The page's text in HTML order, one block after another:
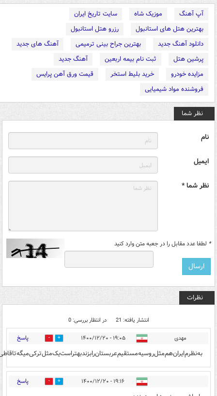
آپ آهنگ موزیک شاه
سایت تاریخ ایران
بهترین هتل های استانبول
رزرو هتل استانبول
دانلود آهنگ جدید
بهترین جراح بینی ترمیمی
آهنگ های جدید
پرشین هتل
ثبت نام بیمه اربعین
آهنگ جدید
مزایده خودرو
خرید بلیط استخر
قیمت ورق آهن پرایس
فروشنده مواد شیمیایی
نظر شما
نام
ایمیل
نظر شما *
* لطفا عدد مقابل را در جعبه متن وارد کنید
نظرات
انتشار یافته: 21 در انتظار بررسی: 0
مهدی ۱۹:۰۵ - ۱۴۰۰/۱۲/۲۰ 3 پاسخ
۱۹:۱۶ - ۱۴۰۰/۱۲/۲۰ 10 پاسخ